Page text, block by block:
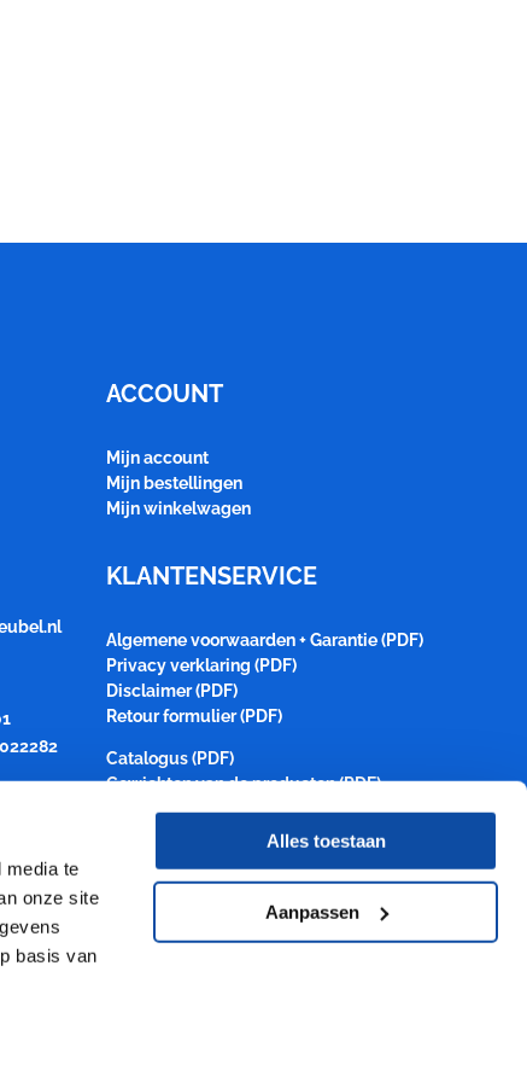
media te
onze site
basis van
Alles toestaan
Aanpassen
ACCOUNT
Mijn account
Mijn bestellingen
Mijn winkelwagen
KLANTENSERVICE
Algemene voorwaarden + Garantie (PDF)
Privacy verklaring (PDF)
Disclaimer (PDF)
Retour formulier (PDF)
Catalogus (PDF)
Gewichten van de producten (PDF)